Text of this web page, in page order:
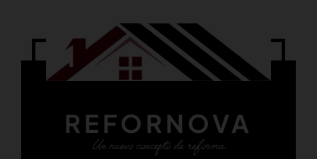
REFORNOVA
Un nuevo concepto de reforma